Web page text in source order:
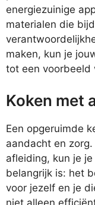
energiezuinige
materialen die
maken, kun je
tot een voorbeeld
Koken met
Een opgeruimde
aandacht en
afleiding, kun je
belangrijk is: het
voor jezelf en je